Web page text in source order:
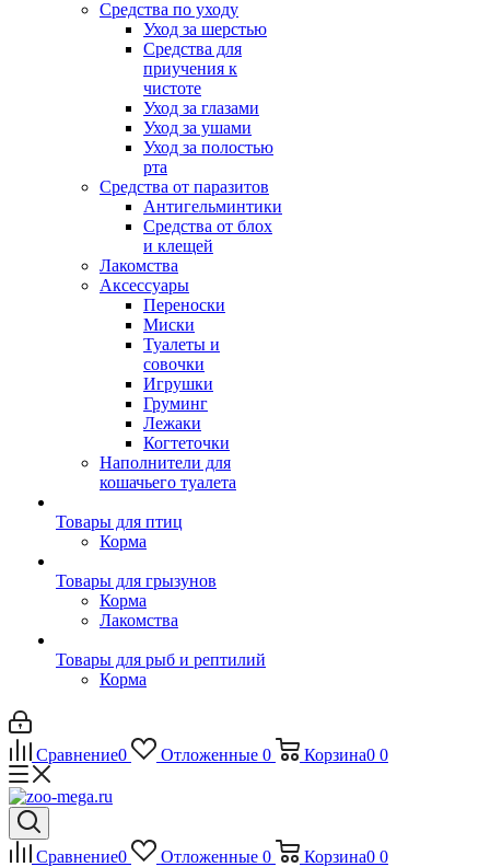
Средства по уходу
Уход за шерстью
Средства для
приучения к
чистоте
Уход за глазами
Уход за ушами
Уход за полостью
рта
Средства от паразитов
Антигельминтики
Средства от блох
и клещей
Лакомства
Аксессуары
Переноски
Миски
Туалеты и
совочки
Игрушки
Груминг
Лежаки
Когтеточки
Наполнители для
кошачьего туалета
Товары для птиц
Корма
Товары для грызунов
Корма
Лакомства
Товары для рыб и рептилий
Корма
Сравнение0 Отложенные 0 Корзина0 0
Сравнение0 Отложенные 0 Корзина0 0